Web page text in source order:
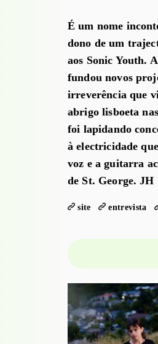
É um nome
dono de um
aos Sonic Youth.
fundou novos
irreverência que
abrigo lisboeta
foi lapidando
à electricidade
voz e a guitarra
de St. George. JH
site entrevista